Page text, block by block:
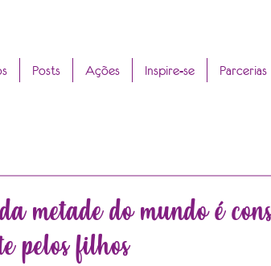
Posts Ações Inspire-se Parcerias
metade do mundo é
pelos filhos